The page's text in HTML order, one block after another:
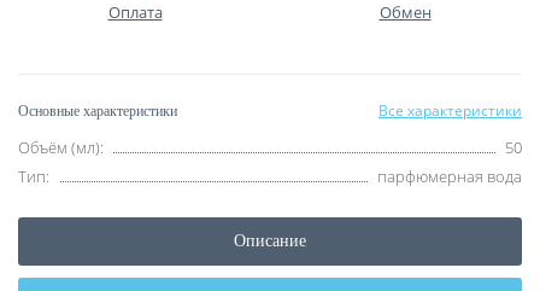
Оплата Обмен
Основные характеристики Все характеристики
Объём (мл):
50
Тип:
парфюмерная вода
Описание